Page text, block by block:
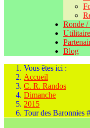
Ronde /
Blog
Vous êtes ici :
Accueil
C. R. Randos
Dimanche
2015
Tour des Baronnies